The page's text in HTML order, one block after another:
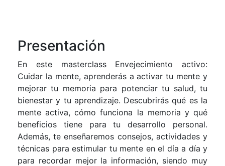
Presentación
En este masterclass Envejecimiento activo:
Cuidar la mente, aprenderás a activar tu mente y
mejorar tu memoria para potenciar tu salud, tu
bienestar y tu aprendizaje. Descubrirás qué es la
mente activa, cómo funciona la memoria y qué
beneficios tiene para tu desarrollo personal.
Además, te enseñaremos consejos, actividades y
técnicas para estimular tu mente en el día a día y
para recordar mejor la información, siendo muy